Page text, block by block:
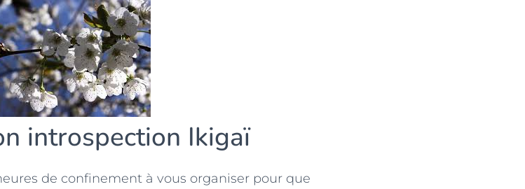
introspection Ikigaï
de confinement à vous organiser pour que